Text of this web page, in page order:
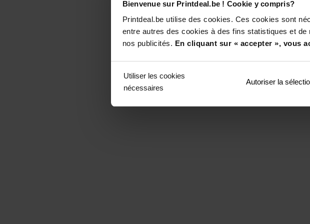
Bienvenue sur Printdeal.be ! Cookie y compris?
Printdeal.be utilise des cookies. Ces cookies sont
entre autres des cookies à des fins statistiques et
nos publicités. En cliquant sur « accepter », vous
Utiliser les cookies
nécessaires
Autoriser la